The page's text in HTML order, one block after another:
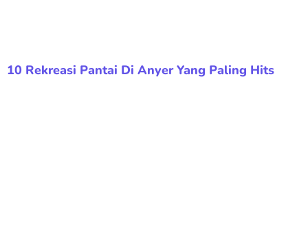
10 Rekreasi Pantai Di Anyer Yang Paling Hits